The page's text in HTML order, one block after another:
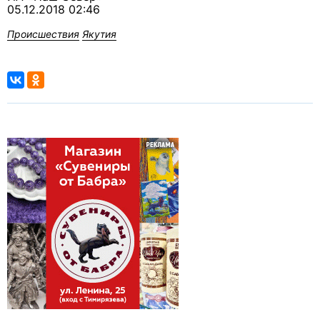
05.12.2018 02:46
Происшествия Якутия